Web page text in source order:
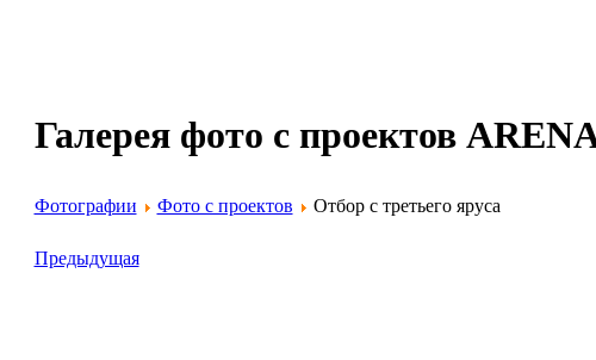
Галерея фото с проектов
Фотографии Фото с проектов Отбор с третьего яруса
Предыдущая